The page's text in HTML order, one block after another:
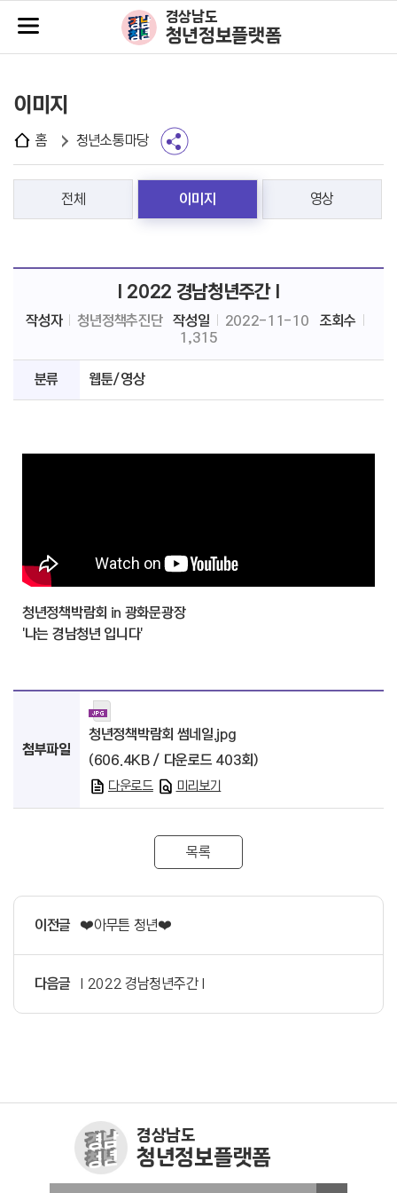
주메뉴바로가기
본문바로가기
경상남도
청년정보플랫폼
이미지
홈 청년소통마당
전체 이미지 영상
I 2022 경남청년주간 I
작성자 청년정책추진단 작성일 2022-11-10
조회수
1,315
분류 웹툰/영상
청년정책박람회 in 광화문광장
'나는 경남청년 입니다'
첨부파일
청년정책박람회 썸네일.jpg
(606.4KB / 다운로드 403회)
다운로드 미리보기
목록
이전글 ❤️아무튼 청년❤️
다음글 I 2022 경남청년주간 I
경상남도
청년정보플랫폼